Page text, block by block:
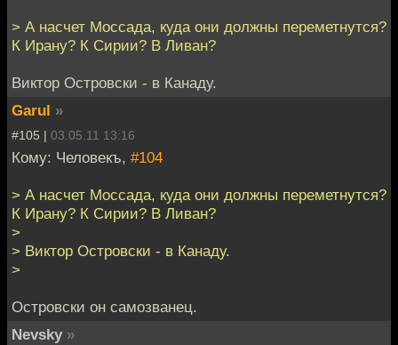
> А насчет Моссада, куда они должны переметнутся?
К Ирану? К Сирии? В Ливан?
Виктор Островски - в Канаду.
Garul »
#105 | 03.05.11 13:16
Кому: Человекъ, #104
> А насчет Моссада, куда они должны переметнутся?
К Ирану? К Сирии? В Ливан?
>
> Виктор Островски - в Канаду.
>
Островски он самозванец.
Nevsky »